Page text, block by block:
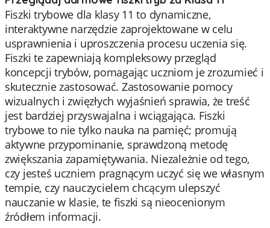
Fiszki trybowe dla klasy 11 to dynamiczne,
interaktywne narzędzie zaprojektowane w celu
usprawnienia i uproszczenia procesu uczenia się.
Fiszki te zapewniają kompleksowy przegląd
koncepcji trybów, pomagając uczniom je zrozumieć i
skutecznie zastosować. Zastosowanie pomocy
wizualnych i zwięzłych wyjaśnień sprawia, że treść
jest bardziej przyswajalna i wciągająca. Fiszki
trybowe to nie tylko nauka na pamięć; promują
aktywne przypominanie, sprawdzoną metodę
zwiększania zapamiętywania. Niezależnie od tego,
czy jesteś uczniem pragnącym uczyć się we własnym
tempie, czy nauczycielem chcącym ulepszyć
nauczanie w klasie, te fiszki są nieocenionym
źródłem informacji.